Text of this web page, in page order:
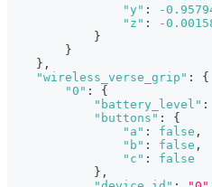
"y" : -
"z" :
-
}
}
} ,
"wireless_verse_grip" :
{
"0" :
{
"battery_level" :
"buttons" :
{
"a" : false ,
"b" : false ,
"c" :
false
} ,